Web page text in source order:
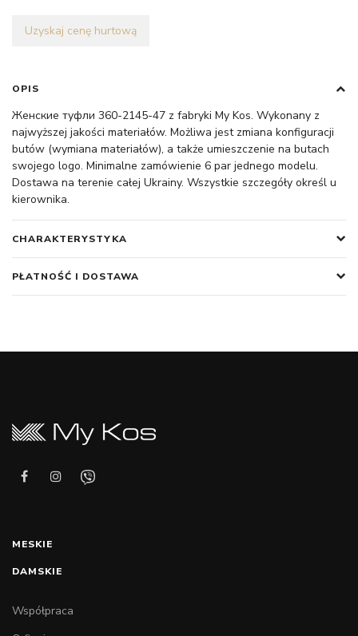
Uzyskaj cenę hurtową
OPIS
Женские туфли 360-2145-47 z fabryki My Kos. Wykonany z
najwyższej jakości materiałów. Możliwa jest zmiana konfiguracji
butów (wymiana materiałów), a także umieszczenie na butach
swojego logo. Minimalne zamówienie 6 par jednego modelu.
Dostawa na terenie całej Ukrainy. Wszystkie szczegóły określ u
kierownika.
CHARAKTERYSTYKA
PŁATNOŚĆ I DOSTAWA
MESKIE
DAMSKIE
Współpraca